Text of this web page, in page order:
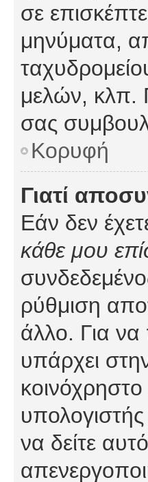
σε
μηνύματα,
μελών, κλπ.
σας
Κορυφή
Γιατί
Εάν δεν
κάθε μου
ρύθμιση
άλλο. Για να
υπάρχει
να δείτε